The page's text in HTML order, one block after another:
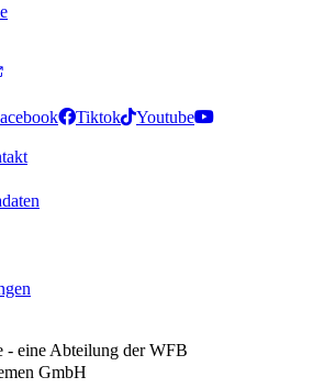
Tiktok Youtube
- eine Abteilung der WFB
GmbH